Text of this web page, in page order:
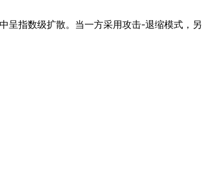
呈指数级扩散。当一方采用攻击-退缩模式，另